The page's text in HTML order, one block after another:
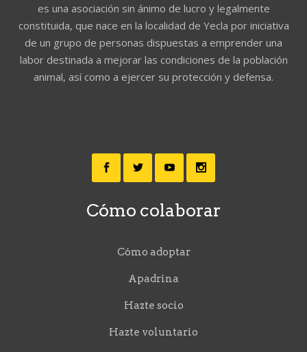
es una asociación sin ánimo de lucro y legalmente
constituida, que nace en la localidad de Yecla por iniciativa
de un grupo de personas dispuestas a emprender una
labor destinada a mejorar las condiciones de la población
animal, así como a ejercer su protección y defensa.
Cómo colaborar
Cómo adoptar
Apadrina
Hazte socio
Hazte voluntario